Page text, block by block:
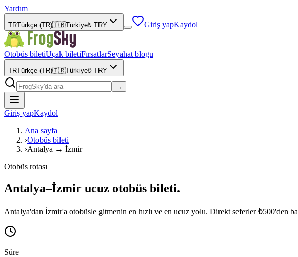
Yardım
TRTürkçe (TR)🇹🇷Türkiye₺ TRY Giriş yapKaydol
Otobüs biletiUçak biletiFırsatlarSeyahat blogu
TRTürkçe (TR)🇹🇷Türkiye₺ TRY
→
Giriş yapKaydol
Ana sayfa
›Otobüs bileti
›Antalya → İzmir
Otobüs rotası
Antalya–İzmir ucuz otobüs bileti.
Antalya'dan İzmir'a otobüsle gitmenin en hızlı ve en ucuz yolu. Direkt seferler ₺500'den
Süre